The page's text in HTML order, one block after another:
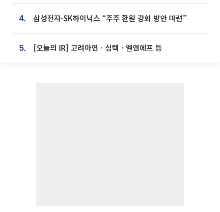
4. 삼성전자·SK하이닉스 “주주 환원 강화 방안 마련”
5. [오늘의 IR] 고려아연ㆍ심텍ㆍ엘앤에프 등